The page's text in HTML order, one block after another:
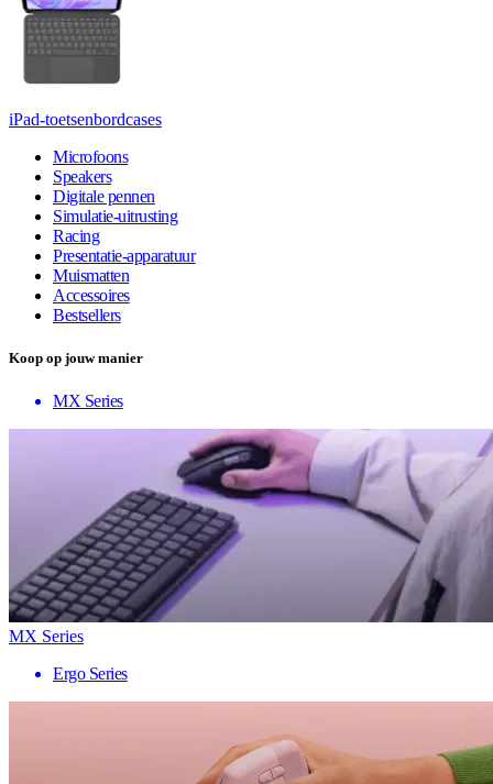
iPad-toetsenbordcases
Microfoons
Speakers
Digitale pennen
Simulatie-uitrusting
Racing
Presentatie-apparatuur
Muismatten
Accessoires
Bestsellers
Koop op jouw manier
MX Series
MX Series
Ergo Series